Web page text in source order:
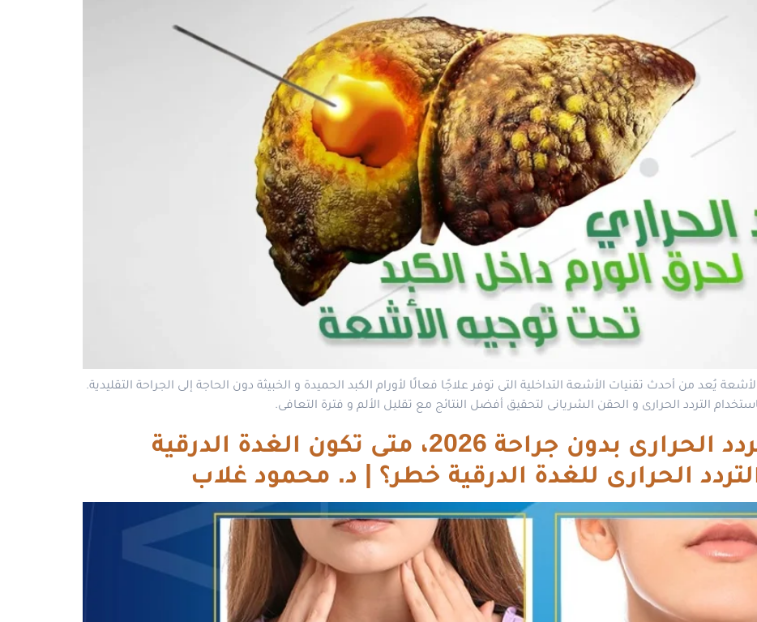
يُعد من أحدث تقنيات الأشعة التداخلية التى توفر علاجًا فعالًا لأورام الكبد الحميدة و الخبيثة دون الحاجة إلى الجراحة التقليدية.
التردد الحرارى و الحقن الشريانى لتحقيق أفضل النتائج مع تقليل الألم و فترة التعافى.
علاج الغدة الدرقية بالتردد الحرارى بدون جراحة 2026، متى تكون الغدة الدرقية
الحرارى للغدة الدرقية خطر؟ | د. محمود غلاب